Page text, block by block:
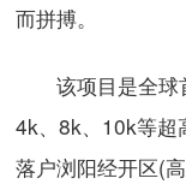
而拼搏。
该项目是全球
4k、8k、10k等超
落户浏阳经开区(